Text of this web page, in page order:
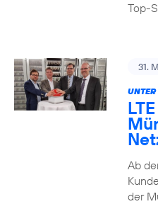
Top-
31.
Ab
der